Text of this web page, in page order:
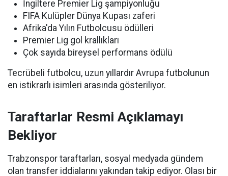
İngiltere Premier Lig şampiyonluğu
FIFA Kulüpler Dünya Kupası zaferi
Afrika'da Yılın Futbolcusu ödülleri
Premier Lig gol krallıkları
Çok sayıda bireysel performans ödülü
Tecrübeli futbolcu, uzun yıllardır Avrupa futbolunun
en istikrarlı isimleri arasında gösteriliyor.
Taraftarlar Resmi Açıklamayı
Bekliyor
Trabzonspor taraftarları, sosyal medyada gündem
olan transfer iddialarını yakından takip ediyor. Olası bir